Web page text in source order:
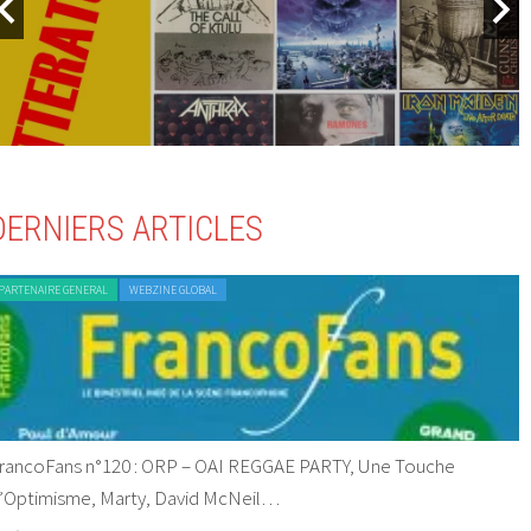
ARTICLES
GENERAL WEBZINE GLOBAL
n°120 : ORP – OAI REGGAE PARTY, Une Touche
Marty, David McNeil…